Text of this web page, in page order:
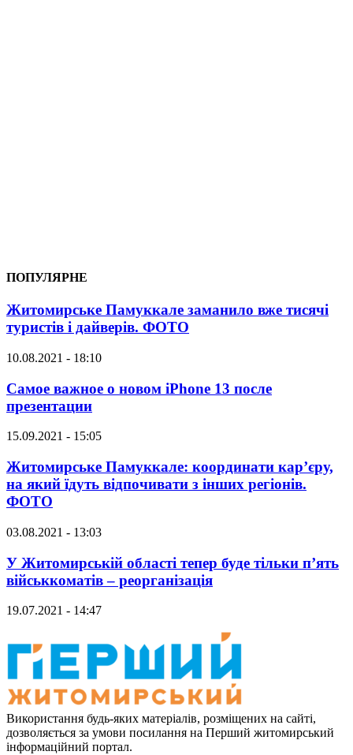
ПОПУЛЯРНЕ
Житомирське Памуккале заманило вже тисячі
туристів і дайверів. ФОТО
10.08.2021 - 18:10
Самое важное о новом iPhone 13 после
презентации
15.09.2021 - 15:05
Житомирське Памуккале: координати кар’єру,
на який їдуть відпочивати з інших регіонів.
ФОТО
03.08.2021 - 13:03
У Житомирській області тепер буде тільки п’ять
військкоматів – реорганізація
19.07.2021 - 14:47
Використання будь-яких матеріалів, розміщених на сайті,
дозволяється за умови посилання на Перший житомирський
інформаційний портал.